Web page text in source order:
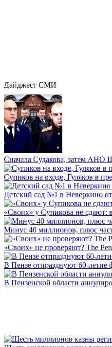
Дайджест СМИ
Сначала Судакова, затем АНО
Супиков на входе, Гуляков в
Детский сад №1 в Неверкино
«Своих» у Супикова не сдают:
Минус 40 миллионов, плюс
«Своих» не проверяют? The
В Пензе отпразднуют 60-летие
В Пензенской области